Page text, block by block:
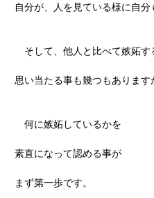
自分が、人を見ている様に自
そして、他人と比べて嫉妬す
思い当たる事も幾つもあります
何に嫉妬しているかを
素直になって認める事が
まず第一歩です。